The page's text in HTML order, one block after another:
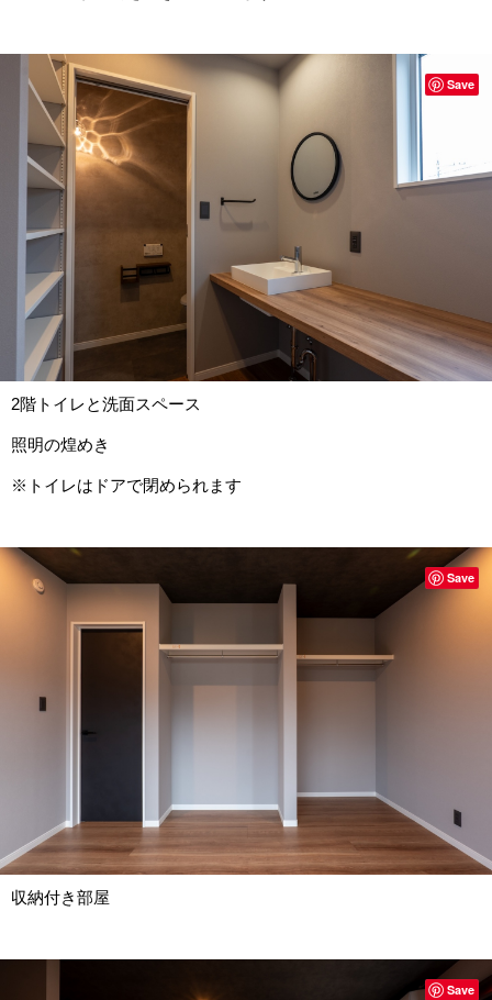
2階トイレと洗面スペース
照明の煌めき
※トイレはドアで閉められます
Save
収納付き部屋
Save
Save